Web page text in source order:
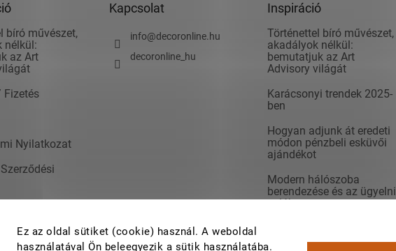
Ez az oldal sütiket (cookie) használ. A weboldal
használatával Ön beleegyezik a sütik használatába.
bíró művészet,
nélkül:
az Art
Nyilatkozat
Kapcsolat
info@decoronline.hu
decoronline_hu
Inspiráció
Történettel bíró művészet,
akadályok nélkül:
bemutatjuk az Art
Advisory világát
Karácsonyi trendek 2025-
ben
Hogyan adjunk át eredeti
módon pénzbeli esküvői
ajándékot
Modern hálószoba
berendezése és az ügyelni
valók
rendezéséhez